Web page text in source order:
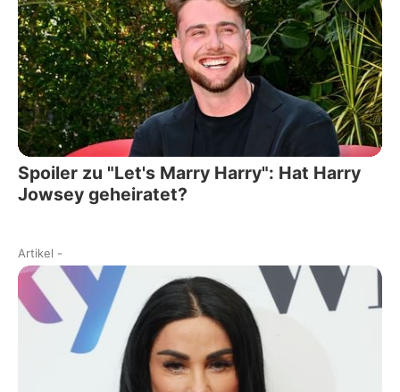
Spoiler zu "Let's Marry Harry": Hat Harry
Jowsey geheiratet?
Artikel -